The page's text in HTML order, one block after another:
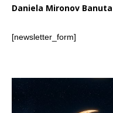
Daniela Mironov Banuta
[newsletter_form]